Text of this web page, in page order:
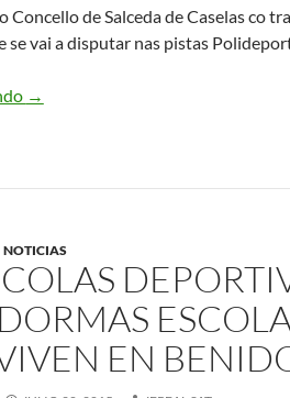
Concello de Salceda de Caselas co
se vai a disputar nas pistas
II TORNEO FUTSAL “VILLA DE
→
NOTICIAS
AS
EN